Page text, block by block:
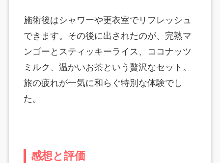
施術後はシャワーや更衣室でリフレッシュ
できます。その後に出されたのが、完熟マ
ンゴーとスティッキーライス、ココナッツ
ミルク、温かいお茶という贅沢なセット。
旅の疲れが一気に和らぐ特別な体験でし
た。
感想と評価